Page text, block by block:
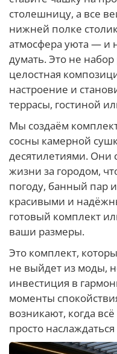
столешницу, а все
нижней полке
атмосфера уюта — и
думать. Это не
целостная
настроение и
террасы, гостиной
Мы создаём
сосны камерной
десятилетиями. Они
жизни за городом,
погоду, банный пар
красивыми и
готовый комплект
ваши размеры.
Это комплект,
не выйдет из моды,
инвестиция в
моменты
возникают, когда
просто